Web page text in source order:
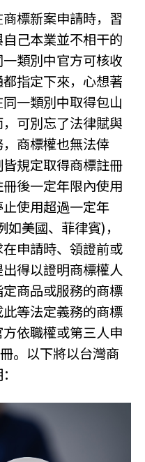
標新案申請時，習
己本業並不相干的
類別中官方可核收
指定下來，心想著
一類別中取得包山
可別忘了法律賦與
商標權也無法倖
規定取得商標註冊
後一定年限內使用
使用超過一定年
美國、菲律賓)，
申請時、領證前或
得以證明商標權人
商品或服務的商標
等法定義務的商標
依職權或第三人申
。以下將以台灣商